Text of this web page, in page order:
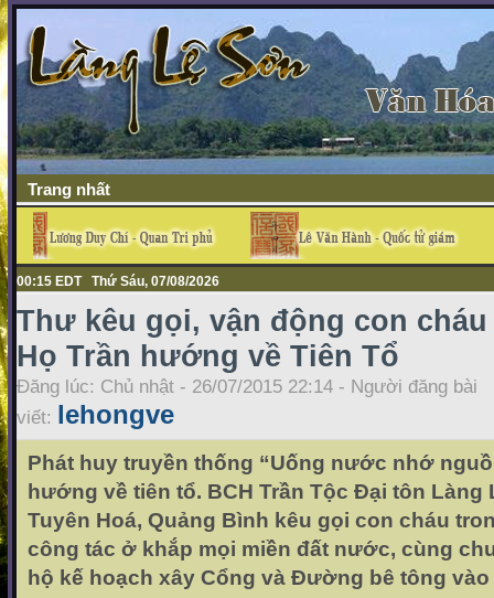
Trang nhất
00:15 EDT Thứ Sáu, 07/08/2026
Thư kêu gọi, vận động con cháu
Họ Trần hướng về Tiên Tổ
Đăng lúc: Chủ nhật - 26/07/2015 22:14 - Người đăng bài
viết: lehongve
Phát huy truyền thống “Uống nước nhớ
hướng về tiên tổ. BCH Trần Tộc Đại tôn Làng
Tuyên Hoá, Quảng Bình kêu gọi con cháu
công tác ở khắp mọi miền đất nước, cùng
hộ kế hoạch xây Cổng và Đường bê tông